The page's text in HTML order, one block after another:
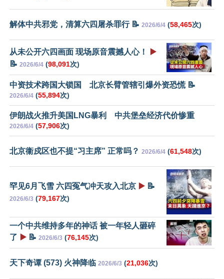
解体中共邪党，清算六四屠杀罪行 📝 2026/6/4 (58,465次)
从未公开六四画面 现场原音震撼人心！
▶️
📝 2026/6/4 (98,091次)
中资技术跨国大锁国 北京长臂管辖引爆外资恐慌 📝
2026/6/4 (55,894次)
伊朗战火推升美国LNG暴利 中共堡垒经济代价惨重
2026/6/4 (57,906次)
北京衞戍区也不提“习主席” 正常吗？ 2026/6/4 (61,548次)
罕见6月飞雪 六四冤气冲天攻入北京 ▶️ 📝
2026/6/3 (79,167次)
一个中共维持多年的神话 被一年轻人砸碎
了 ▶️ 📝 2026/6/3 (76,145次)
天下奇谭 (573) 火神降临 2026/6/3 (21,036次)